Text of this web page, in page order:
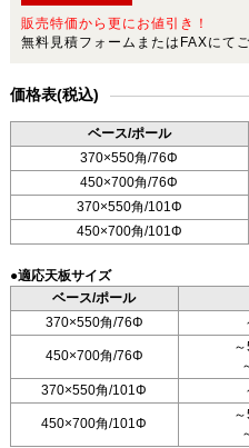
販売特価から更にお値引き！
無料見積フォームまたはFAXにて
価格表(税込)
ベース/ポール
370×550角/76Φ
450×700角/76Φ
370×550角/101Φ
450×700角/101Φ
●適応天板サイズ
ベース/ポール
370×550角/76Φ
450×700角/76Φ
370×550角/101Φ
450×700角/101Φ